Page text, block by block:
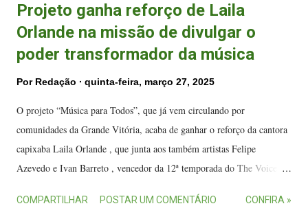
Projeto ganha reforço de Laila
Orlande na missão de divulgar o
poder transformador da música
Por Redação quinta-feira, março 27, 2025
O projeto “Música para Todos”, que já vem circulando por
comunidades da Grande Vitória, acaba de ganhar o reforço da cantora
capixaba Laila Orlande , que junta aos também artistas Felipe
Azevedo e Ivan Barreto , vencedor da 12ª temporada do The Voice
COMPARTILHAR POSTAR UM COMENTÁRIO CONFIRA »